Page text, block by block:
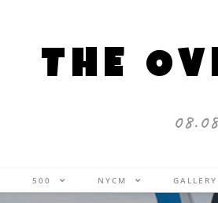
THE
500 NYCM GALLERY